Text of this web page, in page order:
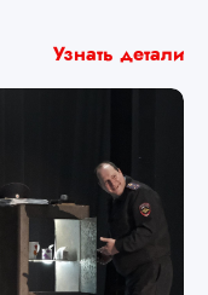
Узнать детали